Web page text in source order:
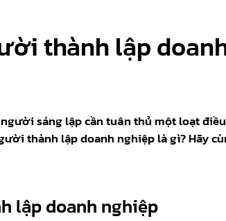
thành lập
sáng lập cần tuân thủ một loạt điều
thành lập doanh nghiệp là gì? Hãy
lập doanh nghiệp